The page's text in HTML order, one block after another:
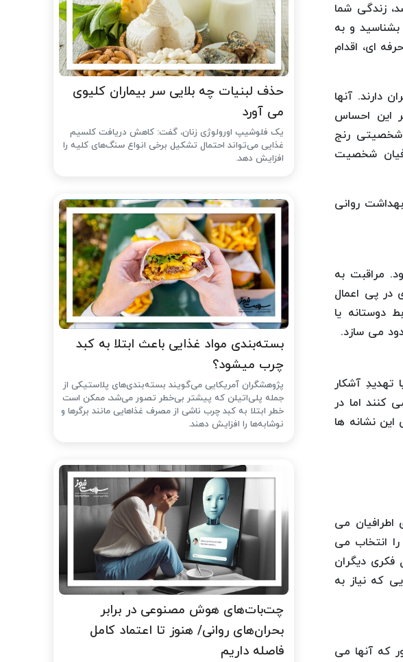
زندگی شما
و به
ای، اقدام
دارند. آنها
این احساس
شخصیتی رنج
شخصیت
روانی
مراقبت به
در پی اعمال
دوستانه یا
می سازد.
آشکار
کنند اما در
نشانه ها
اطرافیان می
را انتخاب می
فکری دیگران
که نیاز به
که آنها می
حذف لبنیات چه بلایی سر بیماران کلیوی
می آورد
یک فلوشیپ اورولوژی زنان، گفت: کاهش دریافت کلسیم
غذایی می‌تواند احتمال تشکیل برخی انواع سنگ‌های کلیه را
افزایش دهد.
بسته‌بندی مواد غذایی باعث ابتلا به کبد
چرب میشود؟
پژوهشگران آمریکایی می‌گویند بسته‌بندی‌های پلاستیکی از
جمله پلی‌اتیلن که پیشتر بی‌خطر تصور می‌شد، ممکن است
خطر ابتلا به کبد چرب ناشی از مصرف غذاهایی مانند برگرها و
نوشابه‌ها را افزایش دهند.
چت‌بات‌های هوش مصنوعی در برابر
بحران‌های روانی/ هنوز تا اعتماد کامل
فاصله داریم